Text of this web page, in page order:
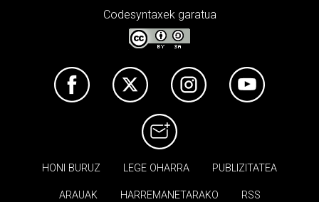
Codesyntaxek garatua
HONI BURUZ LEGE OHARRA PUBLIZITATEA
ARAUAK HARREMANETARAKO RSS